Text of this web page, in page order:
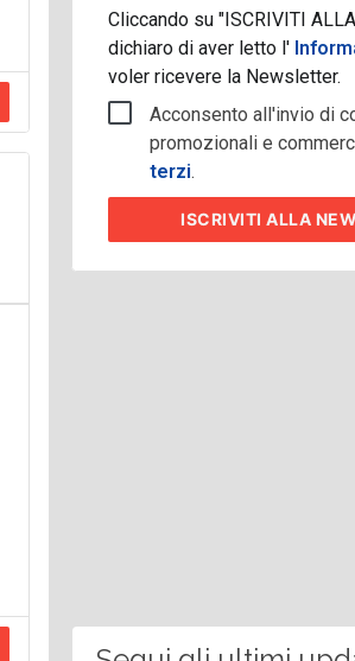
Cliccando su "ISCRIVITI
dichiaro di aver letto l'
voler ricevere la Newsletter.
Acconsento all'invio di
promozionali e
terzi.
ISCRIVITIALLA